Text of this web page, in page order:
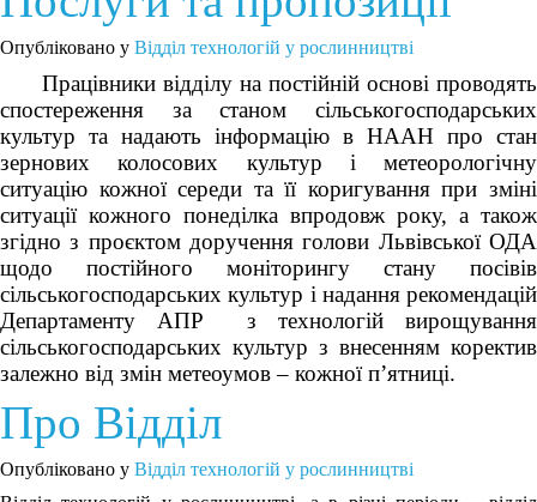
Опубліковано у Відділ технологій у рослинництві
Працівники відділу на постійній основі проводять
спостереження за станом сільськогосподарських
культур та надають інформацію в НААН про стан
зернових колосових культур і метеорологічну
ситуацію кожної середи та її коригування при зміні
ситуації кожного понеділка впродовж року, а також
згідно з проєктом доручення голови Львівської ОДА
щодо постійного моніторингу стану посівів
сільськогосподарських культур і надання рекомендацій
Департаменту АПР з технологій вирощування
сільськогосподарських культур з внесенням коректив
залежно від змін метеоумов – кожної п’ятниці.
Про Відділ
Опубліковано у Відділ технологій у рослинництві